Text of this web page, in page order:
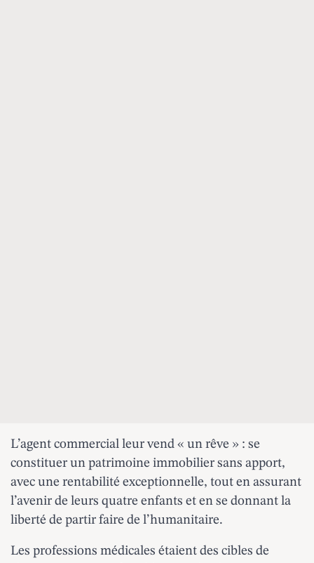
L’agent commercial leur vend « un rêve » : se
constituer un patrimoine immobilier sans apport,
avec une rentabilité exceptionnelle, tout en assurant
l’avenir de leurs quatre enfants et en se donnant la
liberté de partir faire de l’humanitaire.
Les professions médicales étaient des cibles de